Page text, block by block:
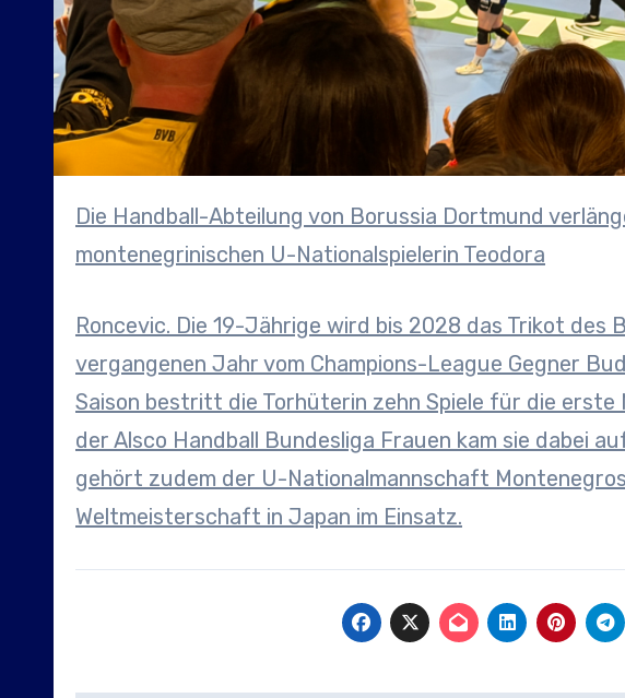
Die Handball-Abteilung von Borussia Dortmund verlängert den Vertrag mit der
montenegrinischen U-Nationalspielerin Teodora
Roncevic. Die 19-Jährige wird bis 2028 das Trikot des
vergangenen Jahr vom Champions-League Gegner
Saison bestritt die Torhüterin zehn Spiele für die
der Alsco Handball Bundesliga Frauen kam sie dabei
gehört zudem der U-Nationalmannschaft
Weltmeisterschaft in Japan im Einsatz.